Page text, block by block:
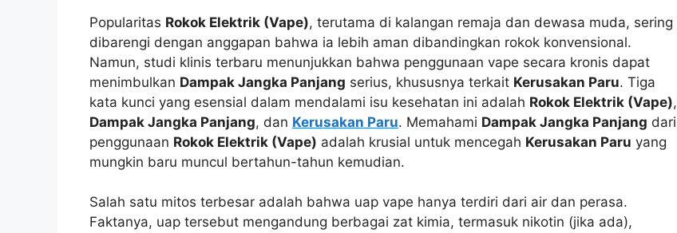
Popularitas Rokok Elektrik (Vape), terutama di kalangan remaja dan dewasa muda, sering
dibarengi dengan anggapan bahwa ia lebih aman dibandingkan rokok konvensional.
Namun, studi klinis terbaru menunjukkan bahwa penggunaan vape secara kronis dapat
menimbulkan Dampak Jangka Panjang serius, khususnya terkait Kerusakan Paru. Tiga
kata kunci yang esensial dalam mendalami isu kesehatan ini adalah Rokok Elektrik (Vape),
Dampak Jangka Panjang, dan Kerusakan Paru. Memahami Dampak Jangka Panjang dari
penggunaan Rokok Elektrik (Vape) adalah krusial untuk mencegah Kerusakan Paru yang
mungkin baru muncul bertahun-tahun kemudian.
Salah satu mitos terbesar adalah bahwa uap vape hanya terdiri dari air dan perasa.
Faktanya, uap tersebut mengandung berbagai zat kimia, termasuk nikotin (jika ada),